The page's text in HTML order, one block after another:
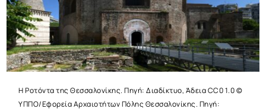
Η Ροτόντα της Θεσσαλονίκης. Πηγή: Διαδίκτυο, Άδεια CC0 1.0 ©
ΥΠΠΟ/Εφορεία Αρχαιοτήτων Πόλης Θεσσαλονίκης. Πηγή: